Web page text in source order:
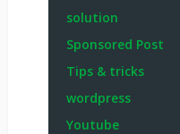
solution
Sponsored Post
Tips & tricks
wordpress
Youtube